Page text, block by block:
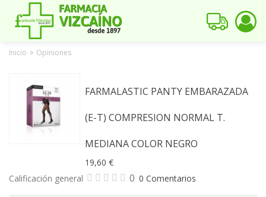
Inicio > Opiniones
FARMALASTIC PANTY EMBARAZADA
(E-T) COMPRESION NORMAL T.
MEDIANA COLOR NEGRO
19,60 €
Calificación general
0 0 Comentarios